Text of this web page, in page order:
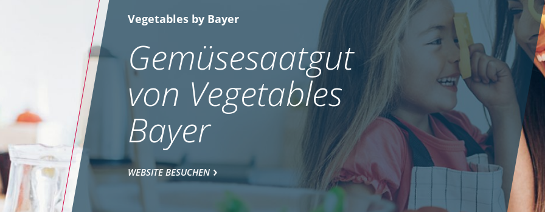
Vegetables by Bayer
Gemüsesaatgut
von Vegetables
Bayer
WEBSITE BESUCHEN